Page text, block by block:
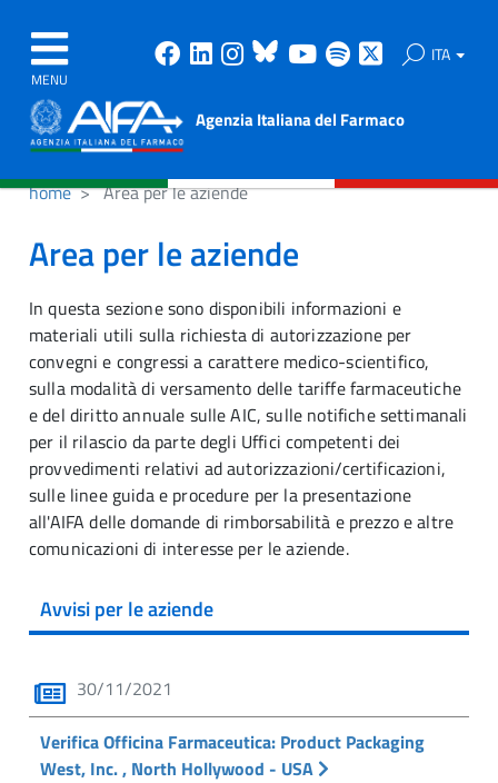
MENU
Facebook
Linkedin
Instagram
Bluesky
Youtube
Spotify ITA
Agenzia Italiana del Farmaco
home Area per le aziende
Area per le aziende
In questa sezione sono disponibili informazioni e
materiali utili sulla richiesta di autorizzazione per
convegni e congressi a carattere medico-scientifico,
sulla modalità di versamento delle tariffe farmaceutiche
e del diritto annuale sulle AIC, sulle notifiche settimanali
per il rilascio da parte degli Uffici competenti dei
provvedimenti relativi ad autorizzazioni/certificazioni,
sulle linee guida e procedure per la presentazione
all'AIFA delle domande di rimborsabilità e prezzo e altre
comunicazioni di interesse per le aziende.
Avvisi per le aziende
30/11/2021
Verifica Officina Farmaceutica: Product Packaging
West, Inc. , North Hollywood - USA